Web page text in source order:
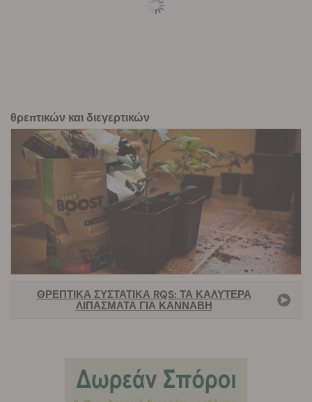
θρεπτικών και διεγερτικών
ΘΡΕΠΤΙΚΆ ΣΥΣΤΑΤΙΚΆ RQS: ΤΑ ΚΑΛΎΤΕΡΑ
ΛΙΠΆΣΜΑΤΑ ΓΙΑ ΚΆΝΝΑΒΗ